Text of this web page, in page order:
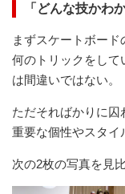
「どんな技かわ
まずスケートボード
何のトリックをして
は間違いではない。
ただそればかりに囚
重要な個性やスタイ
次の2枚の写真を見